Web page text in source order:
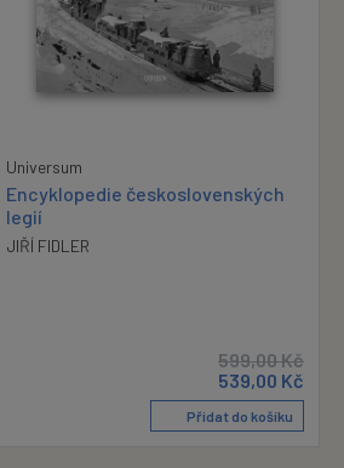
Universum
Encyklopedie československých
legií
JIŘÍ FIDLER
599,00Kč
539,00 Kč
Přidat do košíku